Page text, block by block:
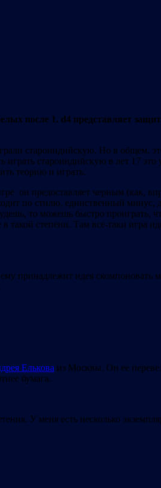
после 1. d4 представляет
староиндийскую. Но в общем,
староиндийскую в лет 17 это
теорию и играть.
он предоставляет черным (как,
по стилю, единственный минус,
то можешь быстро проиграть,
такой степени. Там все-таки игра
принадлежит идея скомпоновать
Елькова из Москвы. Он ее
бумага.
У меня есть несколько